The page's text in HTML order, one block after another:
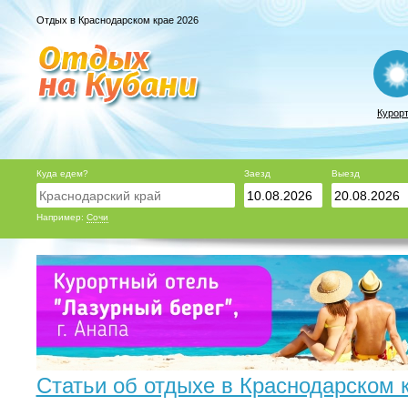
Отдых в Краснодарском крае 2026
Куда едем?
Например: Сочи
Заезд Выезд
Статьи об отдыхе в Краснодарском